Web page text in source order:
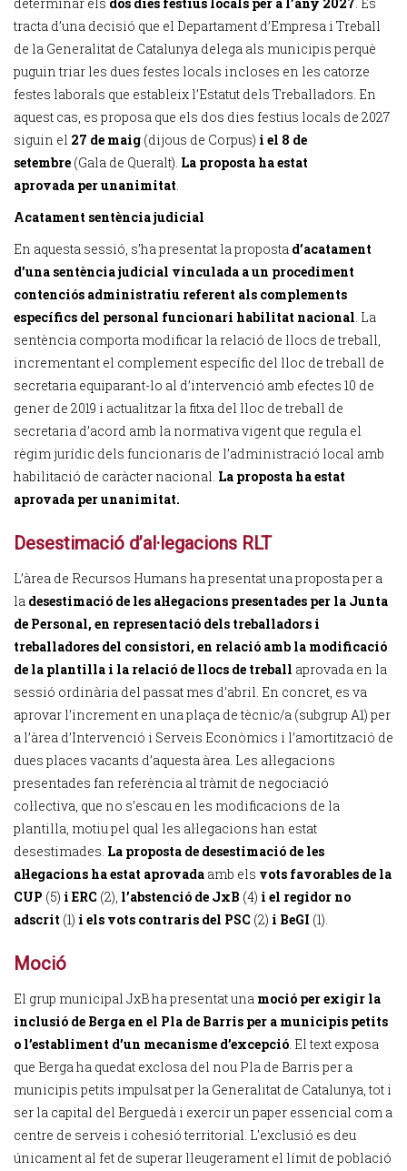
tracta d’una decisió que el Departament d’Empresa i Treball
de la Generalitat de Catalunya delega als municipis perquè
puguin triar les dues festes locals incloses en les catorze
festes laborals que estableix l’Estatut dels Treballadors. En
aquest cas, es proposa que els dos dies festius locals de 2027
siguin el 27 de maig (dijous de Corpus) i el 8 de
setembre (Gala de Queralt). La proposta ha estat
aprovada per unanimitat.
Acatament sentència judicial
En aquesta sessió, s’ha presentat la proposta d’acatament
d’una sentència judicial vinculada a un procediment
contenciós administratiu referent als complements
específics del personal funcionari habilitat nacional. La
sentència comporta modificar la relació de llocs de treball,
incrementant el complement específic del lloc de treball de
secretaria equiparant-lo al d’intervenció amb efectes 10 de
gener de 2019 i actualitzar la fitxa del lloc de treball de
secretaria d’acord amb la normativa vigent que regula el
règim jurídic dels funcionaris de l’administració local amb
habilitació de caràcter nacional. La proposta ha estat
aprovada per unanimitat.
Desestimació d’al·legacions RLT
L’àrea de Recursos Humans ha presentat una proposta per a
la desestimació de les al·legacions presentades per la Junta
de Personal, en representació dels treballadors i
treballadores del consistori, en relació amb la modificació
de la plantilla i la relació de llocs de treball aprovada en la
sessió ordinària del passat mes d’abril. En concret, es va
aprovar l’increment en una plaça de tècnic/a (subgrup A1) per
a l’àrea d’Intervenció i Serveis Econòmics i l’amortització de
dues places vacants d’aquesta àrea. Les al·legacions
presentades fan referència al tràmit de negociació
col·lectiva, que no s’escau en les modificacions de la
plantilla, motiu pel qual les al·legacions han estat
desestimades. La proposta de desestimació de les
al·legacions ha estat aprovada amb els vots favorables de la
CUP (5) i ERC (2), l’abstenció de JxB (4) i el regidor no
adscrit (1) i els vots contraris del PSC (2) i BeGI (1).
Moció
El grup municipal JxB ha presentat una moció per exigir la
inclusió de Berga en el Pla de Barris per a municipis petits
o l’establiment d’un mecanisme d’excepció. El text exposa
que Berga ha quedat exclosa del nou Pla de Barris per a
municipis petits impulsat per la Generalitat de Catalunya, tot i
ser la capital del Berguedà i exercir un paper essencial com a
centre de serveis i cohesió territorial. L'exclusió es deu
únicament al fet de superar lleugerament el límit de població